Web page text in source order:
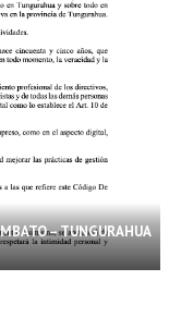
– TUNGURAHUA